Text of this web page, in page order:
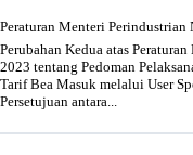
Peraturan Menteri Perindustrian
Perubahan Kedua atas
2023 tentang Pedoman
Tarif Bea Masuk melalui User
Persetujuan antara...